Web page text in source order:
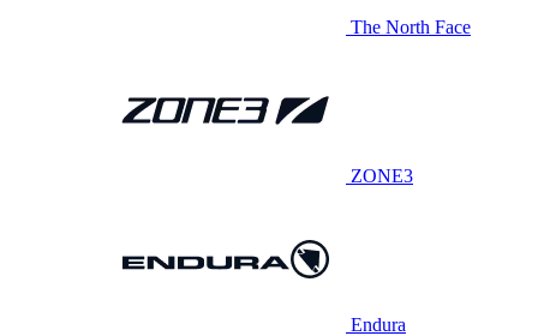
The North Face
ZONE3
Endura